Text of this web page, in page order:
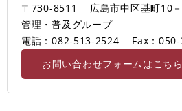
〒730-8511
広島市中区基町10
管理・普及グループ
電話：082-513-2524
Fax：
お問い合わせフォームはこち